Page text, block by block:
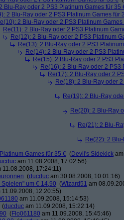
Blu-Ray oder 2 PS3 Platinum Games für 35
2 Blu-Ray oder 2 PS3 Platinum Games für
2 Blu-Ray oder 2 PS3 Platinum Games
Re(11): 2 Blu-Ray oder 2 PS3 Platinum
Re(12): 2 Blu-Ray oder 2 PS3 Platinum
Re(13): 2 Blu-Ray oder 2 PS3
Re(14): 2 Blu-Ray oder 2 PS3
Re(15): 2 Blu-Ray oder 2 PS3
Re(16): 2 Blu-Ray oder 2 PS3
Re(17): 2 Blu-Ray oder 2
Re(18): 2 Blu-Ray oder
Re(19): 2 Blu-Ray
Re(20): 2 Blu-Ray
Re(21): 2 Blu-
Re(22): 2
Games für 35 € (Devil's Sidekick
am 11.08.2008, 17:02:56)
11.08.2008, 17:24:11)
(ducduc am 30.08.2008, 10:01:16)
um € 14,90 (Wizard51 am
11.09.2008, 12:20:55)
am 11.09.2008, 15:14:53)
(ducduc am 11.09.2008, 15:22:14)
(Flo061180 am 11.09.2008, 15:45:46)